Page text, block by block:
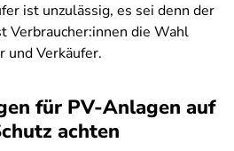
ist unzulässig, es sei denn der
Verbraucher:innen die Wahl
und Verkäufer.
für PV-Anlagen auf
achten